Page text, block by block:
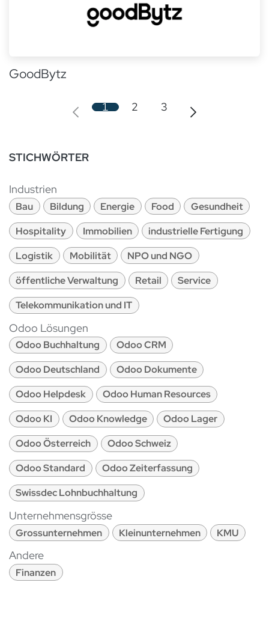
GoodBytz
1 2 3
STICHWÖRTER
Industrien
Bau Bildung Energie Food
Gesundheit
Hospitality
Immobilien
industrielle Fertigung
Logistik
Mobilität
NPO und NGO
öffentliche Verwaltung
Retail
Service
Telekommunikation und IT
Odoo Lösungen
Odoo Buchhaltung
Odoo CRM
Odoo Deutschland
Odoo Dokumente
Odoo Helpdesk
Odoo Human Resources
Odoo KI
Odoo Knowledge
Odoo Lager
Odoo Österreich
Odoo Schweiz
Odoo Standard
Odoo Zeiterfassung
Swissdec Lohnbuchhaltung
Unternehmensgrösse
Grossunternehmen Kleinunternehmen KMU
Andere
Finanzen